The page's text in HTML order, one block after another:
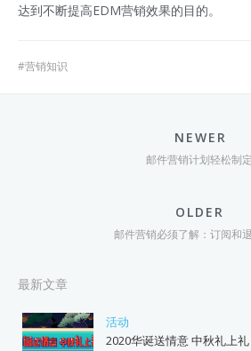
达到不断提高EDM营销效果的目的。
营销知识
NEWER
邮件营销计划轻松制定
OLDER
邮件营销必须了解：订阅和
最新文章
活动
2020华诞送情意 中秋礼上礼